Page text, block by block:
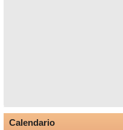
Calendario